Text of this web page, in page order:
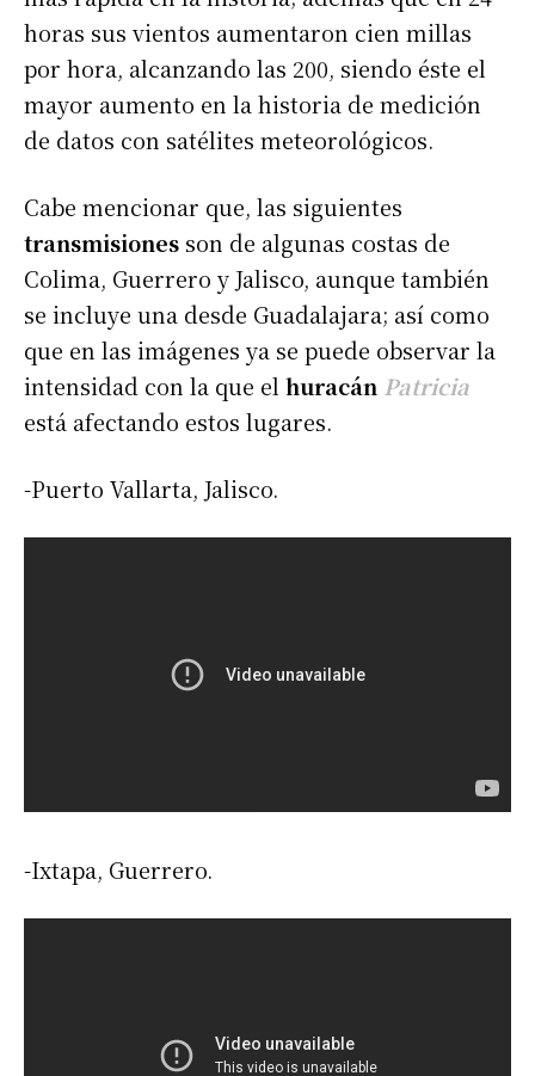
horas sus vientos aumentaron cien millas
por hora, alcanzando las 200, siendo éste el
mayor aumento en la historia de medición
de datos con satélites meteorológicos.
Cabe mencionar que, las siguientes
transmisiones son de algunas costas de
Colima, Guerrero y Jalisco, aunque también
se incluye una desde Guadalajara; así como
que en las imágenes ya se puede observar la
intensidad con la que elhuracán Patricia
está afectando estos lugares.
-Puerto Vallarta, Jalisco.
-Ixtapa, Guerrero.